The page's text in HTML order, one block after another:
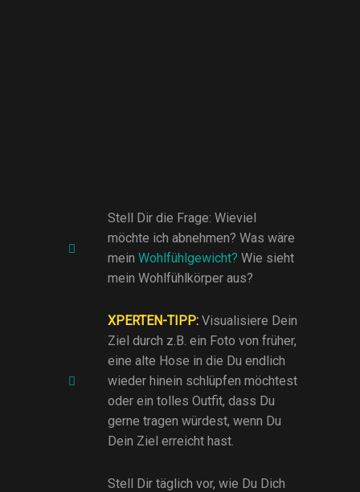
Stell Dir die Frage: Wieviel
möchte ich abnehmen? Was wäre
mein Wohlfühlgewicht? Wie sieht
mein Wohlfühlkörper aus?
XPERTEN-TIPP: Visualisiere Dein
Ziel durch z.B. ein Foto von früher,
eine alte Hose in die Du endlich
wieder hinein schlüpfen möchtest
oder ein tolles Outfit, dass Du
gerne tragen würdest, wenn Du
Dein Ziel erreicht hast.
Stell Dir täglich vor, wie Du Dich